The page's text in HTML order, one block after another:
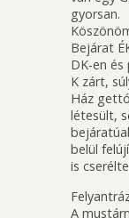
gyorsan.
Bejárat
DK-en
K zárt,
Ház
létesült,
belül
is
A